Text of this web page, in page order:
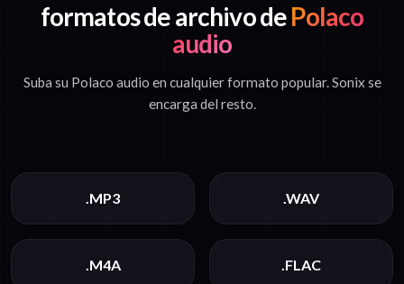
formatos de archivo dePolaco
audio
Suba su Polaco audio en cualquier formato popular. Sonix se
encarga del resto.
.MP3 .WAV
.M4A .FLAC